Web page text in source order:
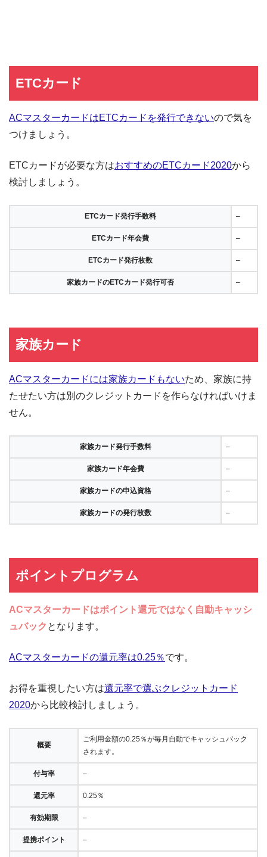
ETCカード
ACマスターカードはETCカードを発行できないので気を
つけましょう。
ETCカードが必要な方はおすすめのETCカード2020から
検討しましょう。
ETCカード発行手数料 –
ETCカード年会費 –
ETCカード発行枚数 –
家族カードのETCカード発行可否 –
家族カード
ACマスターカードには家族カードもないため、家族に持
たせたい方は別のクレジットカードを作らなければいけま
せん。
家族カード発行手数料 –
家族カード年会費 –
家族カードの申込資格 –
家族カードの発行枚数 –
ポイントプログラム
ACマスターカードはポイント還元ではなく自動キャッシ
ュバック となります。
ACマスターカードの還元率は0.25％です。
お得を重視したい方は還元率で選ぶクレジットカード
2020から比較検討しましょう。
概要
ご利用金額の0.25％が毎月自動でキャッシュバック
されます。
付与率 –
還元率 0.25％
有効期限 –
提携ポイント –